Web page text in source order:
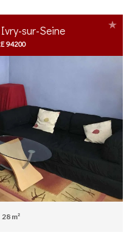
sur-Seine
94200
28 m²